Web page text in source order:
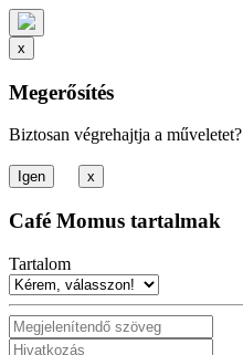
x
Megerősítés
Biztosan végrehajtja a műveletet?
x
Café Momus tartalmak
Tartalom